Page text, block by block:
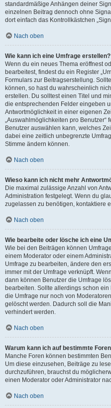
standardmäßige Anhängen deiner
einzelnen Beitrag dennoch ohne
dort einfach das Kontrollkästchen
Nach oben
Wie kann ich eine Umfrage erstellen?
Wenn du ein neues Thema eröffnest
bearbeitest, findest du ein Register
Formulars zur Beitragserstellung.
können, so hast du wahrscheinlich
erstellen. Du solltest einen Titel und
die entsprechenden Felder eingeben
Antwortmöglichkeit in einer eigenen
„Auswahlmöglichkeiten pro Benutzer“
Benutzer auswählen kann, welches
dabei eine zeitlich unbegrenzte
Stimme ändern können.
Nach oben
Wieso kann ich nicht mehr
Die maximal zulässige Anzahl von
Administration festgelegt. Wenn du
zugelassen zu benötigen, kontaktiere
Nach oben
Wie bearbeite oder lösche ich eine
Wie bei den Beiträgen können
einem Moderator oder einem
Umfrage zu bearbeiten, ändere den
immer mit der Umfrage verknüpft.
dann können Benutzer die Umfrage
bearbeiten. Sollte allerdings schon
die Umfrage nur noch von
gelöscht werden. Dadurch soll die
verhindert werden.
Nach oben
Warum kann ich auf bestimmte
Manche Foren können bestimmten
Um diese einzusehen, Beiträge zu
durchzuführen, brauchst du
einen Moderator oder Administrator
Nach oben